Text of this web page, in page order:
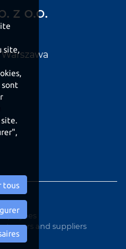
z o.o.
and suppliers
site,
sont
tous